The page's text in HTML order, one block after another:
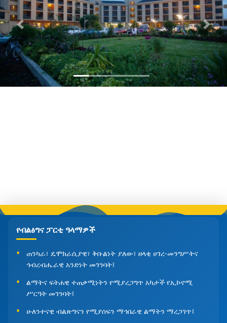
Previous Next
የብልፅግና ፓርቲ ዓላማዎች
ጠንካራ፣ ዴሞክራሲያዊ፣ ቅቡልነት ያለው፣ ዘላቂ ሀገረ-መንግሥትና
ኅብረብሔራዊ አንድነት መገንባት፤
ልማትና ፍትሐዊ ተጠቃሚነትን የሚያረጋግጥ አካታች የኢኮኖሚ
ሥርዓት መገንባት፤
ሁለንተናዊ ብልጽግናን የሚያሰፍን ማኅበራዊ ልማትን ማረጋገጥ፤